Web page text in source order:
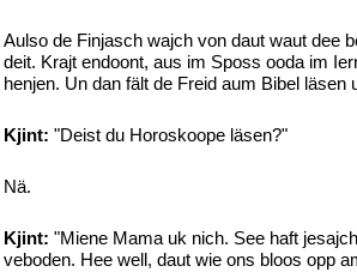
Aulso de Finjasch wajch von daut waut dee
deit. Krajt endoont, aus im Sposs ooda im
henjen. Un dan fält de Freid aum Bibel läsen
Kjint: "Deist du Horoskoope läsen?"
Nä.
Kjint: "Miene Mama uk nich. See haft
veboden. Hee well, daut wie ons bloos opp